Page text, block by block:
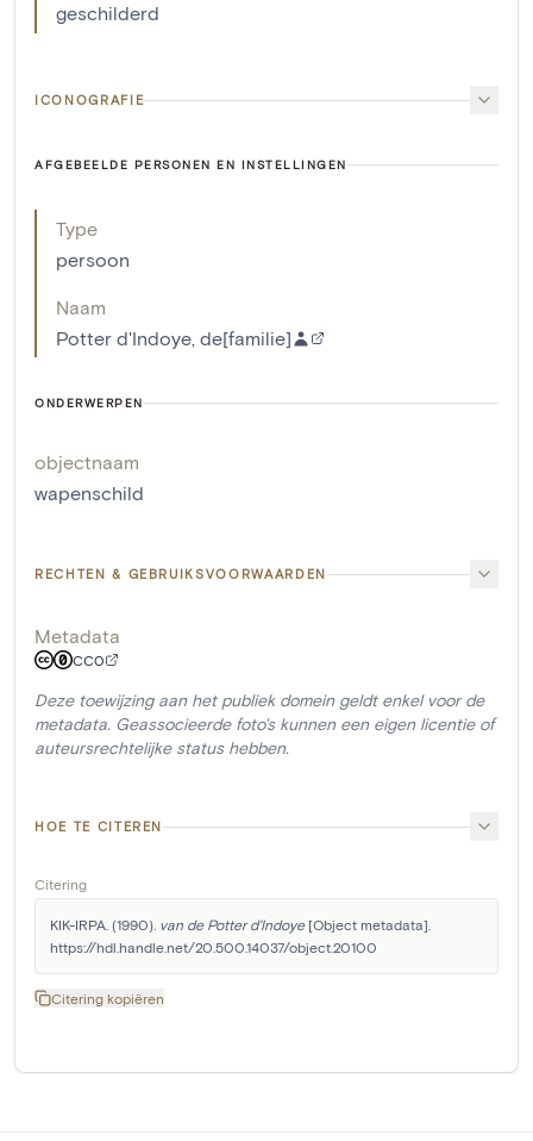
geschilderd
ICONOGRAFIE
AFGEBEELDE PERSONEN EN INSTELLINGEN
Type
persoon
Naam
Potter d'Indoye, de[familie]
ONDERWERPEN
objectnaam
wapenschild
RECHTEN & GEBRUIKSVOORWAARDEN
Metadata
CC0
Deze toewijzing aan het publiek domein geldt enkel voor de
metadata. Geassocieerde foto's kunnen een eigen licentie of
auteursrechtelijke status hebben.
HOE TE CITEREN
Citering
KIK-IRPA. (1990). van de Potter d'Indoye [Object metadata].
https://hdl.handle.net/20.500.14037/object.20100
Citering kopiëren